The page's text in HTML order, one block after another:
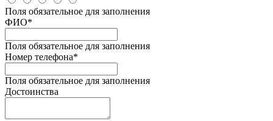
Поля обязательное для заполнения
ФИО*
Поля обязательное для заполнения
Номер телефона*
Поля обязательное для заполнения
Достоинства